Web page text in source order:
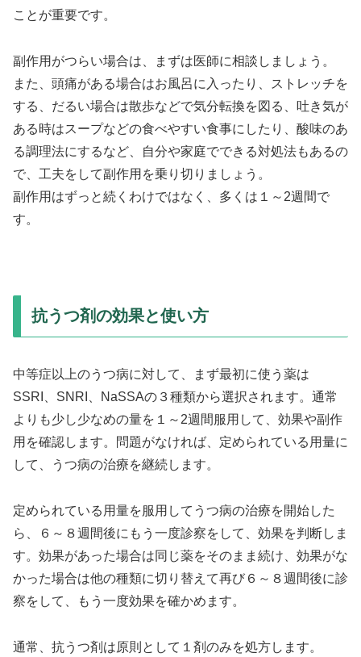
ことが重要です。
副作用がつらい場合は、まずは医師に相談しましょう。
また、頭痛がある場合はお風呂に入ったり、ストレッチを
する、だるい場合は散歩などで気分転換を図る、吐き気が
ある時はスープなどの食べやすい食事にしたり、酸味のあ
る調理法にするなど、自分や家庭でできる対処法もあるの
で、工夫をして副作用を乗り切りましょう。
副作用はずっと続くわけではなく、多くは１～2週間で
す。
抗うつ剤の効果と使い方
中等症以上のうつ病に対して、まず最初に使う薬は
SSRI、SNRI、NaSSAの３種類から選択されます。通常
よりも少し少なめの量を１～2週間服用して、効果や副作
用を確認します。問題がなければ、定められている用量に
して、うつ病の治療を継続します。
定められている用量を服用してうつ病の治療を開始した
ら、６～８週間後にもう一度診察をして、効果を判断しま
す。効果があった場合は同じ薬をそのまま続け、効果がな
かった場合は他の種類に切り替えて再び６～８週間後に診
察をして、もう一度効果を確かめます。
通常、抗うつ剤は原則として１剤のみを処方します。